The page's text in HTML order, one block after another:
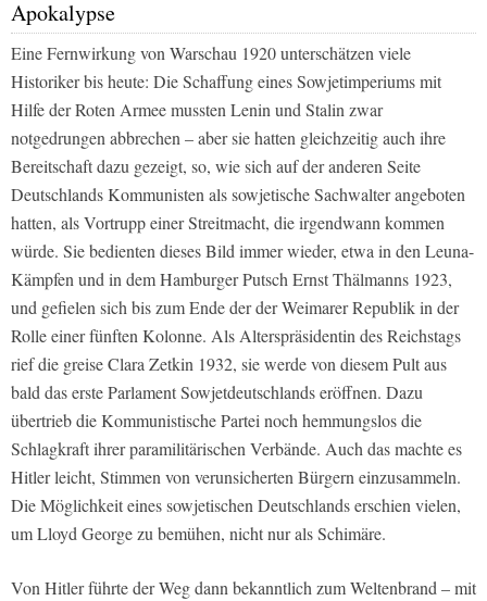
Apokalypse
Eine Fernwirkung von Warschau 1920 unterschätzen viele
Historiker bis heute: Die Schaffung eines Sowjetimperiums mit
Hilfe der Roten Armee mussten Lenin und Stalin zwar
notgedrungen abbrechen – aber sie hatten gleichzeitig auch ihre
Bereitschaft dazu gezeigt, so, wie sich auf der anderen Seite
Deutschlands Kommunisten als sowjetische Sachwalter angeboten
hatten, als Vortrupp einer Streitmacht, die irgendwann kommen
würde. Sie bedienten dieses Bild immer wieder, etwa in den Leuna-
Kämpfen und in dem Hamburger Putsch Ernst Thälmanns 1923,
und gefielen sich bis zum Ende der der Weimarer Republik in der
Rolle einer fünften Kolonne. Als Alterspräsidentin des Reichstags
rief die greise Clara Zetkin 1932, sie werde von diesem Pult aus
bald das erste Parlament Sowjetdeutschlands eröffnen. Dazu
übertrieb die Kommunistische Partei noch hemmungslos die
Schlagkraft ihrer paramilitärischen Verbände. Auch das machte es
Hitler leicht, Stimmen von verunsicherten Bürgern einzusammeln.
Die Möglichkeit eines sowjetischen Deutschlands erschien vielen,
um Lloyd George zu bemühen, nicht nur als Schimäre.
Von Hitler führte der Weg dann bekanntlich zum Weltenbrand – mit